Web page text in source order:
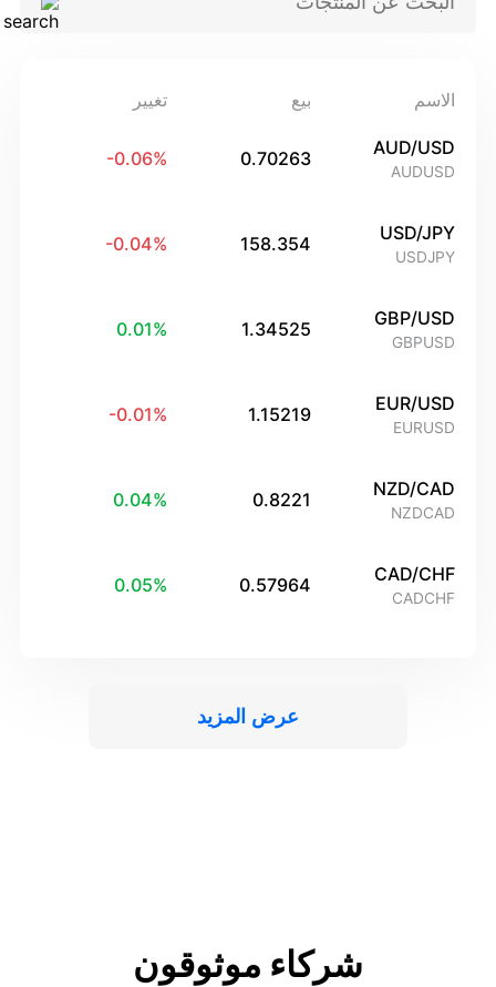
الاسم بيع تغيير
AUD/USD
AUDUSD
0.70263
-0.06%
USD/JPY
USDJPY
158.354
-0.04%
GBP/USD
GBPUSD
1.34525
0.01%
EUR/USD
EURUSD
1.15219
-0.01%
NZD/CAD
NZDCAD
0.8221
0.04%
CAD/CHF
CADCHF
0.57964
0.05%
عرض المزيد
شركاء موثوقون